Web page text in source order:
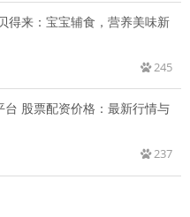
得来：宝宝辅食，营养美味新
245
台 股票配资价格：最新行情与
237